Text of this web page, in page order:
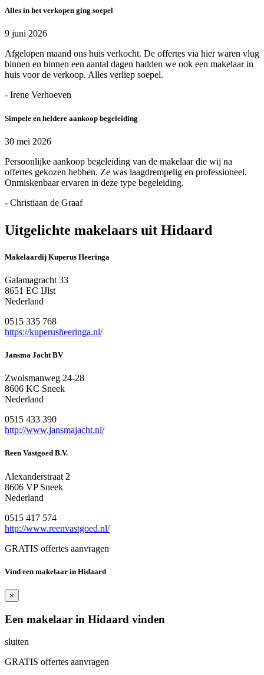
Alles in het verkopen ging soepel
9 juni 2026
Afgelopen maand ons huis verkocht. De offertes via hier waren vlug
binnen en binnen een aantal dagen hadden we ook een makelaar in
huis voor de verkoop. Alles verliep soepel.
- Irene Verhoeven
Simpele en heldere aankoop begeleiding
30 mei 2026
Persoonlijke aankoop begeleiding van de makelaar die wij na
offertes gekozen hebben. Ze was laagdrempelig en professioneel.
Onmiskenbaar ervaren in deze type begeleiding.
- Christiaan de Graaf
Uitgelichte makelaars uit Hidaard
Makelaardij Kuperus Heeringa
Galamagracht 33
8651 EC IJlst
Nederland
0515 335 768
https://kuperusheeringa.nl/
Jansma Jacht BV
Zwolsmanweg 24-28
8606 KC Sneek
Nederland
0515 433 390
http://www.jansmajacht.nl/
Reen Vastgoed B.V.
Alexanderstraat 2
8606 VP Sneek
Nederland
0515 417 574
http://www.reenvastgoed.nl/
GRATIS offertes aanvragen
Vind een makelaar in Hidaard
×
Een makelaar in Hidaard vinden
sluiten
GRATIS offertes aanvragen